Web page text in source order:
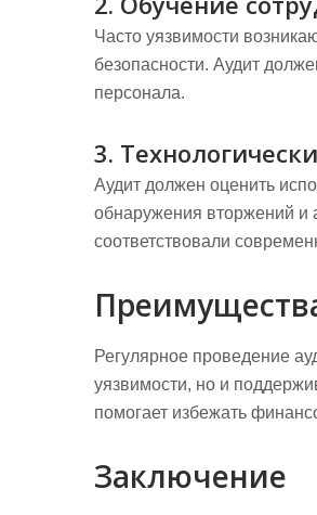
Часто уязвимости
безопасности. Аудит
персонала.
3.
Аудит должен оценить
обнаружения вторжений
соответствовали
Регулярное проведение
уязвимости, но и
помогает избежать
Заключение